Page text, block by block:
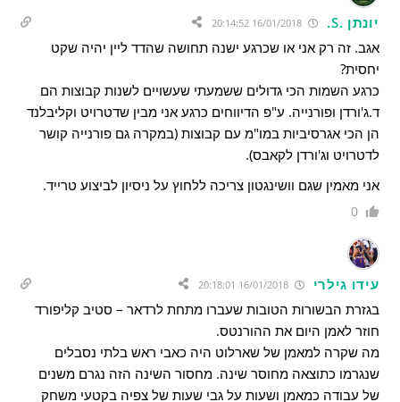
יונתן .S.
אגב. זה רק אני או שכרגע ישנה תחושה שהדד ליין יהיה שקט
יחסית?
כרגע השמות הכי גדולים ששמעתי שעשויים לשנות קבוצות הם
ד.ג'ורדן ופורנייה. ע"פ הדיווחים כרגע אני מבין שדטרויט וקליבלנד
הן הכי אגרסיביות במו"מ עם קבוצות (במקרה גם פורנייה קושר
לדטרויט וג'ורדן לקאבס).
אני מאמין שגם וושינגטון צריכה ללחוץ על ניסיון לביצוע טרייד.
0
עידו גילרי 16/01/2018 20:18:01
בגזרת הבשורות הטובות שעברו מתחת לרדאר – סטיב קליפורד
חוזר לאמן היום את ההורנטס.
מה שקרה למאמן של שארלוט היה כאבי ראש בלתי נסבלים
שנגרמו כתוצאה מחוסר שינה. מחסור השינה הזה נגרם משנים
של עבודה כמאמן ושעות על גבי שעות של צפיה בקטעי משחק